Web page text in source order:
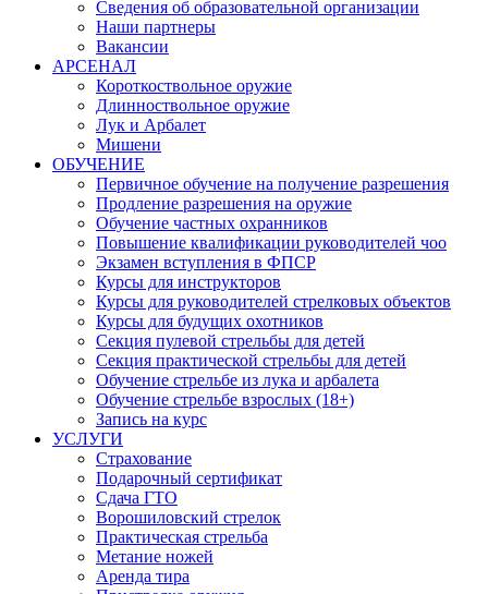
Сведения об образовательной организации
Наши партнеры
Вакансии
АРСЕНАЛ
Короткоствольное оружие
Длинноствольное оружие
Лук и Арбалет
Мишени
ОБУЧЕНИЕ
Первичное обучение на получение разрешения
Продление разрешения на оружие
Обучение частных охранников
Повышение квалификации руководителей чоо
Экзамен вступления в ФПСР
Курсы для инструкторов
Курсы для руководителей стрелковых объектов
Курсы для будущих охотников
Секция пулевой стрельбы для детей
Секция практической стрельбы для детей
Обучение стрельбе из лука и арбалета
Обучение стрельбе взрослых (18+)
Запись на курс
УСЛУГИ
Страхование
Подарочный сертификат
Сдача ГТО
Ворошиловский стрелок
Практическая стрельба
Метание ножей
Аренда тира